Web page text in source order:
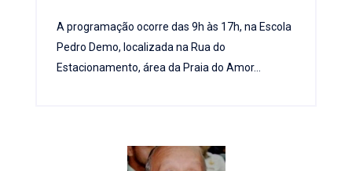
A programação ocorre das 9h às 17h, na Escola
Pedro Demo, localizada na Rua do
Estacionamento, área da Praia do Amor...